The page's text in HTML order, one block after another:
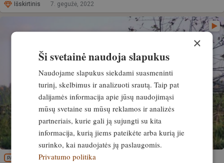
Išskirtinis 7. gegužė, 2022
PATIRTIS
×
Ši svetainė naudoja slapukus
Naudojame slapukus siekdami suasmeninti
turinį, skelbimus ir analizuoti srautą. Taip pat
dalijamės informacija apie jūsų naudojimąsi
mūsų svetaine su mūsų reklamos ir analizės
partneriais, kurie gali ją sujungti su kita
informacija, kurią jiems pateikėte arba kurią jie
surinko, kai naudojatės jų paslaugomis.
Privatumo politika